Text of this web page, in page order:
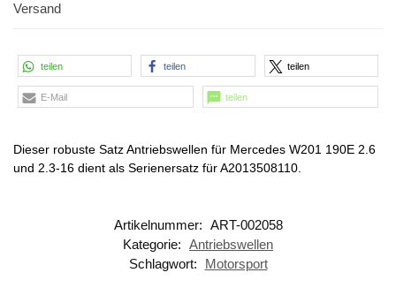
Versand
teilen teilen teilen
E-Mail teilen
Dieser robuste Satz Antriebswellen für Mercedes W201 190E 2.6
und 2.3-16 dient als Serienersatz für A2013508110.
Artikelnummer: ART-002058
Kategorie: Antriebswellen
Schlagwort:
Motorsport